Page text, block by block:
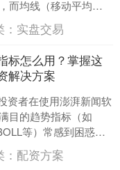
而均线（移动平均
的核心指标之一，被
。然而，许....
实盘交易
标怎么用？掌握这
解决方案
资者在使用澎湃新闻软
目的趋势指标（如
等）常感到困惑：
用？如何结合指标信
配资方案